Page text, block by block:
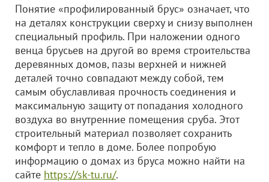
Понятие «профилированный брус» означает, что
на деталях конструкции сверху и снизу выполнен
специальный профиль. При наложении одного
венца брусьев на другой во время строительства
деревянных домов, пазы верхней и нижней
деталей точно совпадают между собой, тем
самым обуславливая прочность соединения и
максимальную защиту от попадания холодного
воздуха во внутренние помещения сруба. Этот
строительный материал позволяет сохранить
комфорт и тепло в доме. Более попробую
информацию о домах из бруса можно найти на
сайте https://sk-tu.ru/.